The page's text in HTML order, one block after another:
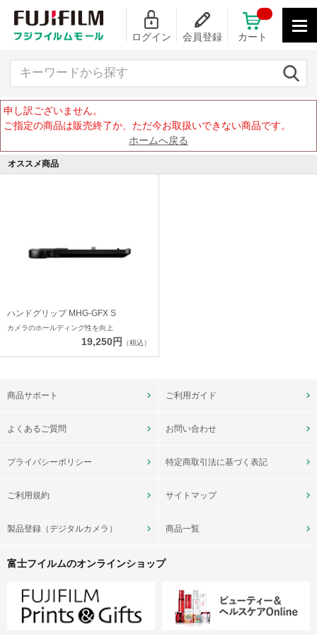
ログイン 会員登録
申し訳ございません。
ご指定の商品は販売終了か、ただ今お取扱いできない商品です。
ホームへ戻る
オススメ商品
ハンドグリップ MHG-GFX S
カメラのホールディング性を向上
19,250円 （税込）
商品サポート ご利用ガイド
よくあるご質問 お問い合わせ
プライバシーポリシー 特定商取引法に基づく表記
ご利用規約 サイトマップ
製品登録（デジタルカメラ） 商品一覧
富士フイルムのオンラインショップ